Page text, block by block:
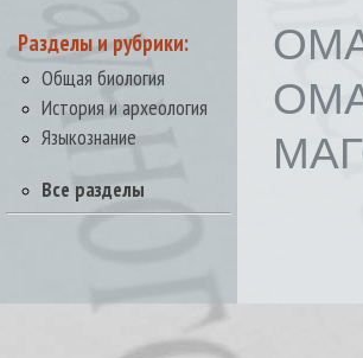
Разделы и рубрики:
Общая биология
История и археология
Языкознание
Все разделы